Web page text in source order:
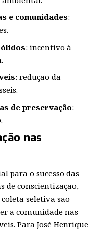
e comunidades:
: incentivo à
: redução da
de preservação:
nas
para o sucesso das
de conscientização,
seletiva são
a comunidade nas
Para José Henrique